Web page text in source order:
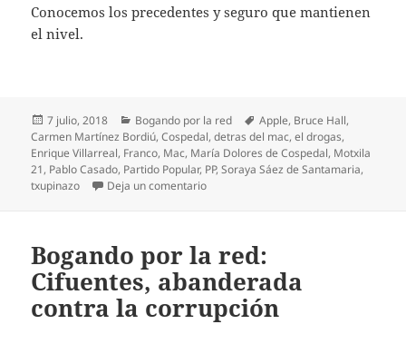
Conocemos los precedentes y seguro que mantienen
el nivel.
Publicado
el
7 julio, 2018 Categorías
Bogando por la red Etiquetas
Apple, Bruce Hall,
Carmen Martínez Bordiú,Cospedal,detras del mac,el drogas,
Enrique Villarreal, Franco, Mac, María Dolores de Cospedal, Motxila
21, Pablo Casado, Partido Popular, PP,Soraya Sáez de Santamaria,
txupinazo
Deja un comentarioen Bogando por la red: Pablo Casado
Bogando por la red:
Cifuentes, abanderada
contra la corrupción